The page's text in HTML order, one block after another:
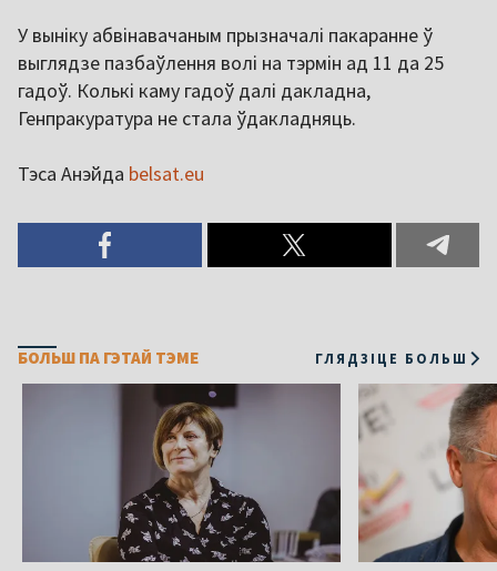
У выніку абвінавачаным прызначалі пакаранне ў
выглядзе пазбаўлення волі на тэрмін ад 11 да 25
гадоў. Колькі каму гадоў далі дакладна,
Генпракуратура не стала ўдакладняць.
Тэса Анэйда belsat.eu
БОЛЬШ ПА ГЭТАЙ ТЭМЕ ГЛЯДЗІЦЕ БОЛЬШ